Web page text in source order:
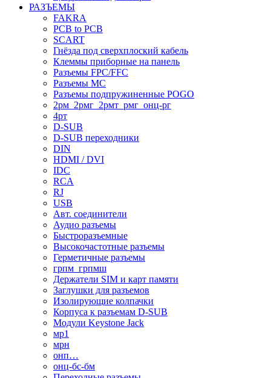
РАЗЪЕМЫ
FAKRA
PCB to PCB
SCART
Гнёзда под сверхплоский кабель
Клеммы приборные на панель
Разъемы FPC/FFC
Разъемы MC
Разъемы подпружиненные POGO
2рм_2рмг_2рмт_рмг_онц-рг
4рт
D-SUB
D-SUB переходники
DIN
HDMI / DVI
IDC
RCA
RJ
USB
Авт. соединители
Аудио разъемы
Быстроразъемные
Высокочастотные разъемы
Герметичные разъемы
грпм_грпмш
Держатели SIM и карт памяти
Заглушки для разъемов
Изолирующие колпачки
Корпуса к разъемам D-SUB
Модули Keystone Jack
мр1
мрн
онп…
онц-бс-бм